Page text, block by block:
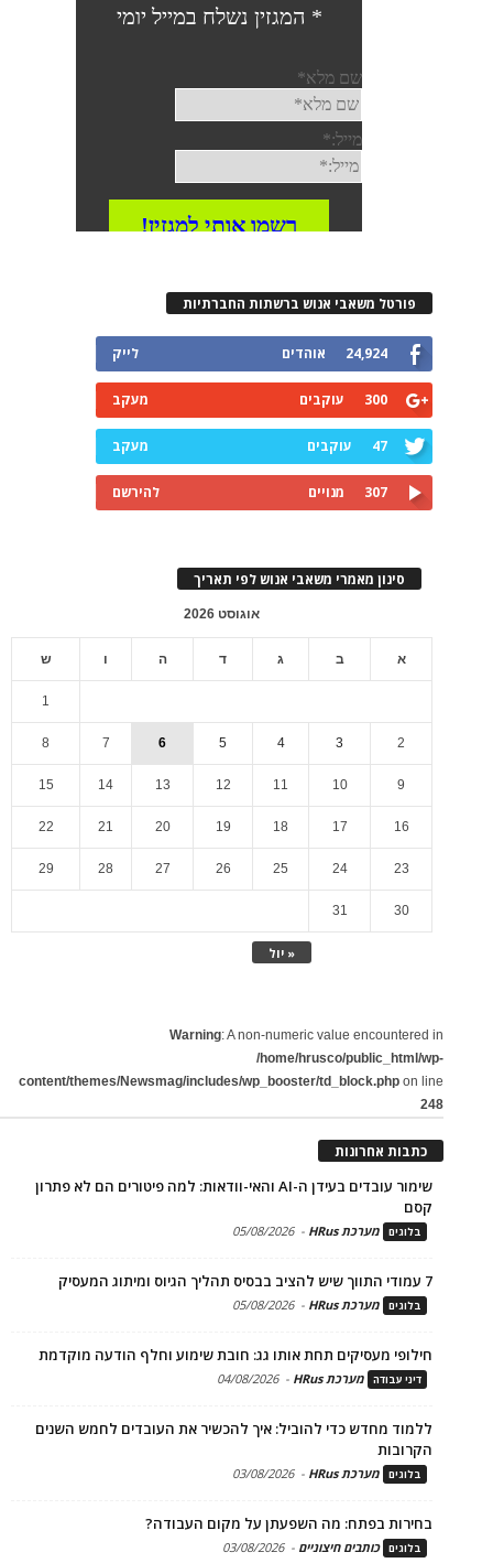
פורטל משאבי אנוש ברשתות החברתיות
24,924 אוהדים לייק
300 עוקבים מעקב
47 עוקבים מעקב
307 מנויים להירשם
סינון מאמרי משאבי אנוש לפי תאריך
אוגוסט 2026
א ב ג ד ה ו ש
« יול
1
2
3
4
5
6
7
8
9
10
11
12
13
14
15
16
17
18
19
20
21
22
23
24
25
26
27
28
29
30
31
Warning: A non-numeric value encountered in
/home/hrusco/public_html/wp-
content/themes/Newsmag/includes/wp_booster/td_block.php on line
248
כתבות אחרונות
שימור עובדים בעידן ה-AI והאי-וודאות: למה פיטורים הם לא פתרון
קסם
בלוגים מערכת HRus -
05/08/2026
7 עמודי התווך שיש להציב בבסיס תהליך הגיוס ומיתוג המעסיק
בלוגים מערכת HRus -
05/08/2026
חילופי מעסיקים תחת אותו גג: חובת שימוע וחלף הודעה מוקדמת
דיני עבודה מערכת HRus -
04/08/2026
ללמוד מחדש כדי להוביל: איך להכשיר את העובדים לחמש השנים
הקרובות
בלוגים מערכת HRus -
03/08/2026
בחירות בפתח: מה השפעתן על מקום העבודה?
בלוגים כותבים חיצוניים -
03/08/2026